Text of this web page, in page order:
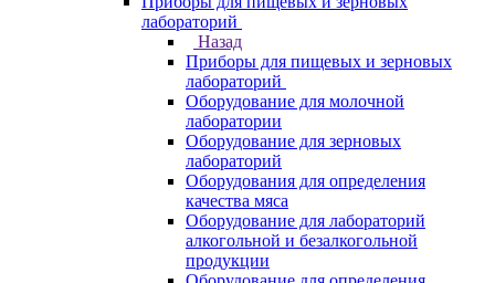
лабораторий
Назад
Приборы для пищевых и зерновых
лабораторий
Оборудование для молочной
лаборатории
Оборудование для зерновых
лабораторий
Оборудования для определения
качества мяса
Оборудование для лабораторий
алкогольной и безалкогольной
продукции